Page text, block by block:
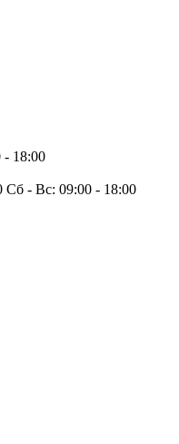
18:00
- Вс: 09:00 - 18:00